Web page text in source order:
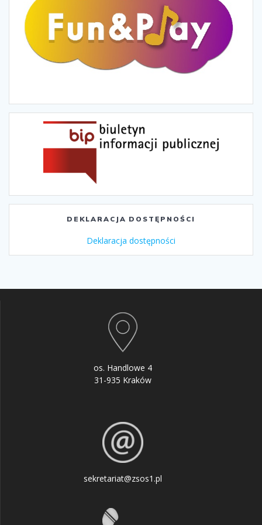
DEKLARACJA DOSTĘPNOŚCI
Deklaracja dostępności
os. Handlowe 4
31-935 Kraków
sekretariat@zsos1.pl